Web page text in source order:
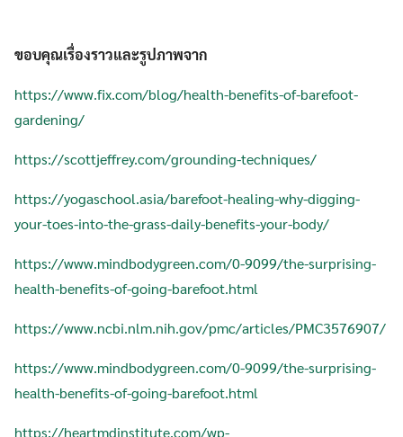
ขอบคุณเรื่องราวและรูปภาพจาก
https://www.fix.com/blog/health-benefits-of-barefoot-
gardening/
https://scottjeffrey.com/grounding-techniques/
https://yogaschool.asia/barefoot-healing-why-digging-
your-toes-into-the-grass-daily-benefits-your-body/
https://www.mindbodygreen.com/0-9099/the-surprising-
health-benefits-of-going-barefoot.html
https://www.ncbi.nlm.nih.gov/pmc/articles/PMC3576907/
https://www.mindbodygreen.com/0-9099/the-surprising-
health-benefits-of-going-barefoot.html
https://heartmdinstitute.com/wp-